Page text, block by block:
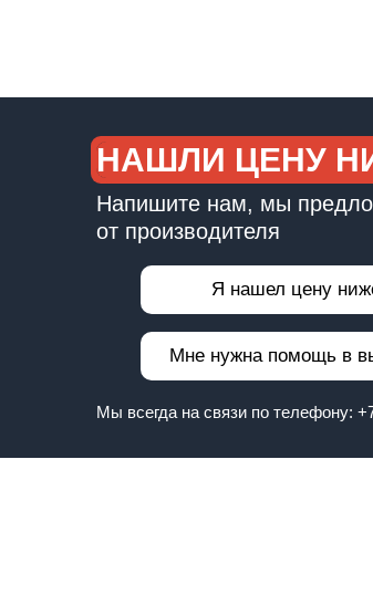
НАШЛИ ЦЕНУ
Напишите нам, мы
от производителя
Я нашел цену
Мне нужна помощь в
Мы всегда на связи по телефону: